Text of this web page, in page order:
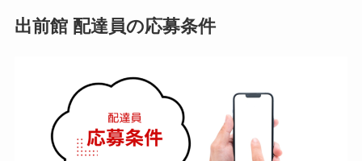
出前館 配達員の応募条件